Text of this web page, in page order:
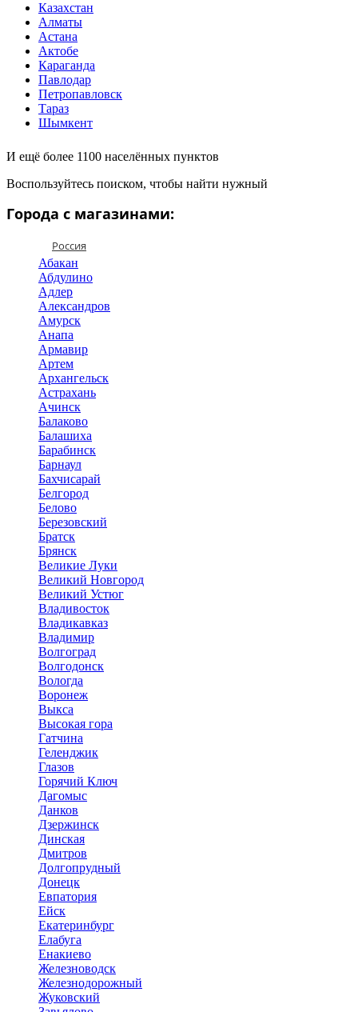
Казахстан
Алматы
Астана
Актобе
Караганда
Павлодар
Петропавловск
Тараз
Шымкент
И ещё более 1100 населённых пунктов
Воспользуйтесь поиском, чтобы найти нужный
Города с магазинами:
Россия
Абакан
Абдулино
Адлер
Александров
Амурск
Анапа
Армавир
Артем
Архангельск
Астрахань
Ачинск
Балаково
Балашиха
Барабинск
Барнаул
Бахчисарай
Белгород
Белово
Березовский
Братск
Брянск
Великие Луки
Великий Новгород
Великий Устюг
Владивосток
Владикавказ
Владимир
Волгоград
Волгодонск
Вологда
Воронеж
Выкса
Высокая гора
Гатчина
Геленджик
Глазов
Горячий Ключ
Дагомыс
Данков
Дзержинск
Динская
Дмитров
Долгопрудный
Донецк
Евпатория
Ейск
Екатеринбург
Елабуга
Енакиево
Железноводск
Железнодорожный
Жуковский